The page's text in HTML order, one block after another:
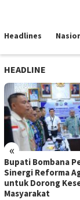
kontenMobile
Headlines
HEADLINE
«
Bupati Bombana
Sinergi Reforma
untuk Dorong
Masyarakat